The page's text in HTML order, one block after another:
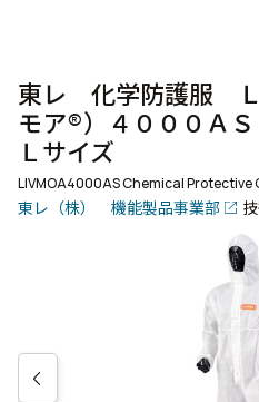
東レ 化学防護服 Ｌ
モア®）４０００Ａ
Ｌサイズ
LIVMOA4000AS Chemical Protective
東レ（株） 機能製品事業部